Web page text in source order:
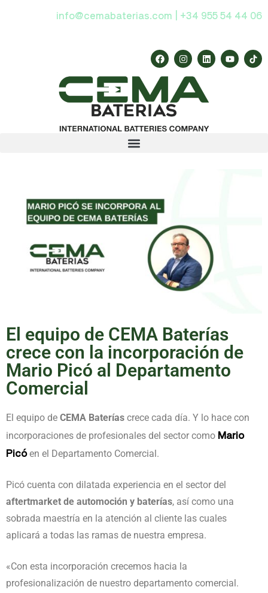
info@cemabaterias.com | +34 955 54 44 06
El equipo de CEMA Baterías
crece con la incorporación de
Mario Picó al Departamento
Comercial
El equipo de CEMA Baterías crece cada día. Y lo hace con
incorporaciones de profesionales del sector como Mario
Picóen el Departamento Comercial.
Picó cuenta con dilatada experiencia en el sector del
aftertmarket de automoción y baterías, así como una
sobrada maestría en la atención al cliente las cuales
aplicará a todas las ramas de nuestra empresa.
«Con esta incorporación crecemos hacia la
profesionalización de nuestro departamento comercial.